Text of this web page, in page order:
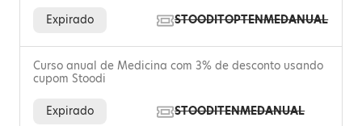
Expirado STOODITOPTENMEDANUAL
Curso anual de Medicina com 3% de desconto usando
cupom Stoodi
Expirado STOODITENMEDANUAL